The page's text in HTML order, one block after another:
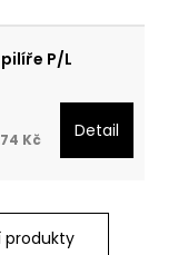
P/L
Kč Detail
produkty